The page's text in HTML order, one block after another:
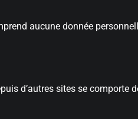
aucune donnée
d’autres sites se comporte